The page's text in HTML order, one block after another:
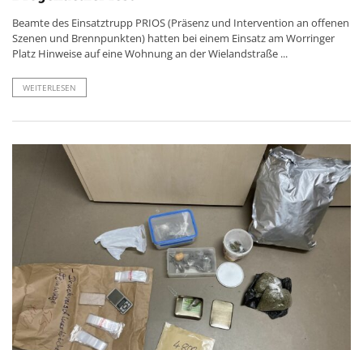
Beamte des Einsatztrupp PRIOS (Präsenz und Intervention an offenen
Szenen und Brennpunkten) hatten bei einem Einsatz am Worringer
Platz Hinweise auf eine Wohnung an der Wielandstraße ...
WEITERLESEN